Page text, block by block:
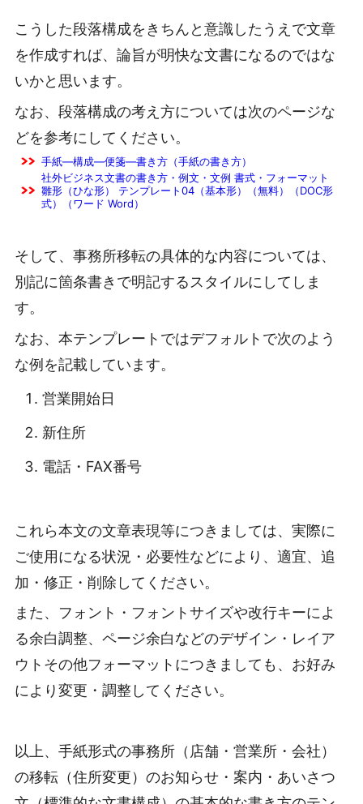
こうした段落構成をきちんと意識したうえで文章
を作成すれば、論旨が明快な文書になるのではな
いかと思います。
なお、段落構成の考え方については次のページな
どを参考にしてください。
手紙―構成―便箋―書き方（手紙の書き方）
社外ビジネス文書の書き方・例文・文例 書式・フォーマット
雛形（ひな形） テンプレート04（基本形）（無料）（DOC形
式）（ワード Word）
そして、事務所移転の具体的な内容については、
別記に箇条書きで明記するスタイルにしてしま
す。
なお、本テンプレートではデフォルトで次のよう
な例を記載しています。
営業開始日
新住所
電話・FAX番号
これら本文の文章表現等につきましては、実際に
ご使用になる状況・必要性などにより、適宜、追
加・修正・削除してください。
また、フォント・フォントサイズや改行キーによ
る余白調整、ページ余白などのデザイン・レイア
ウトその他フォーマットにつきましても、お好み
により変更・調整してください。
以上、手紙形式の事務所（店舗・営業所・会社）
の移転（住所変更）のお知らせ・案内・あいさつ